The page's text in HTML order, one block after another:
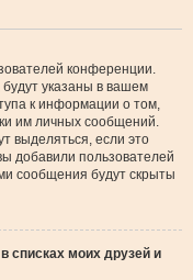
конференции.
указаны в вашем
к информации о том,
им личных сообщений.
выделяться, если это
добавили пользователей
сообщения будут скрыты
списках моих друзей и